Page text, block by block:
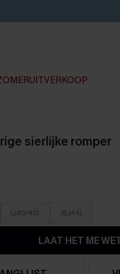
sierlijke romper
L(40/42) XL(44)
LAAT HET ME